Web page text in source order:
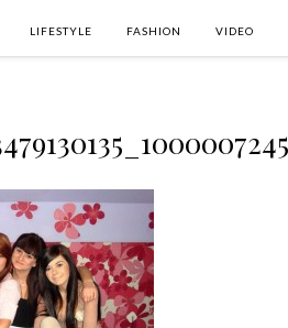
LIFESTYLE FASHION VIDEO